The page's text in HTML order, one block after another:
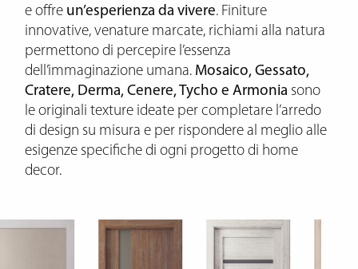
e offre un’esperienza da vivere. Finiture
innovative, venature marcate, richiami alla natura
permettono di percepire l’essenza
dell’immaginazione umana. Mosaico, Gessato,
Cratere, Derma, Cenere, Tycho e Armonia sono
le originali texture ideate per completare l’arredo
di design su misura e per rispondere al meglio alle
esigenze specifiche di ogni progetto di home
decor.